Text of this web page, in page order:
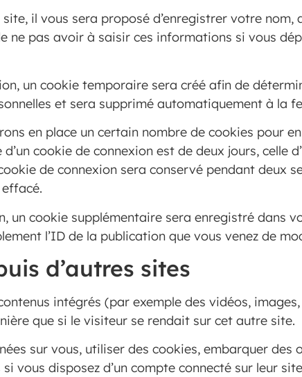
il vous sera proposé d’enregistrer votre
ne pas avoir à saisir ces informations si vous
un cookie temporaire sera créé afin de
et sera supprimé automatiquement à la
en place un certain nombre de cookies pour
cookie de connexion est de deux jours, celle
de connexion sera conservé pendant deux
un cookie supplémentaire sera enregistré dans
l’ID de la publication que vous venez de
d’autres sites
intégrés (par exemple des vidéos,
que si le visiteur se rendait sur cet autre site.
sur vous, utiliser des cookies, embarquer des
vous disposez d’un compte connecté sur leur